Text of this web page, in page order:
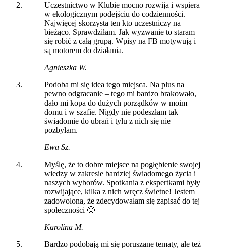
Uczestnictwo w Klubie mocno rozwija i wspiera
w ekologicznym podejściu do codzienności.
Najwięcej skorzysta ten kto uczestniczy na
bieżąco. Sprawdziłam. Jak wyzwanie to staram
się robić z całą grupą. Wpisy na FB motywują i
są motorem do działania.
Agnieszka W.
Podoba mi się idea tego miejsca. Na plus na
pewno odgracanie – tego mi bardzo brakowało,
dało mi kopa do dużych porządków w moim
domu i w szafie. Nigdy nie podeszłam tak
świadomie do ubrań i tylu z nich się nie
pozbyłam.
Ewa Sz.
Myślę, że to dobre miejsce na pogłębienie swojej
wiedzy w zakresie bardziej świadomego życia i
naszych wyborów. Spotkania z ekspertkami były
rozwijające, kilka z nich wręcz świetne! Jestem
zadowolona, że zdecydowałam się zapisać do tej
społeczności 🙂
Karolina M.
Bardzo podobają mi się poruszane tematy, ale też